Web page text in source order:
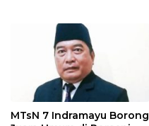
MTsN 7 Indramayu Borong